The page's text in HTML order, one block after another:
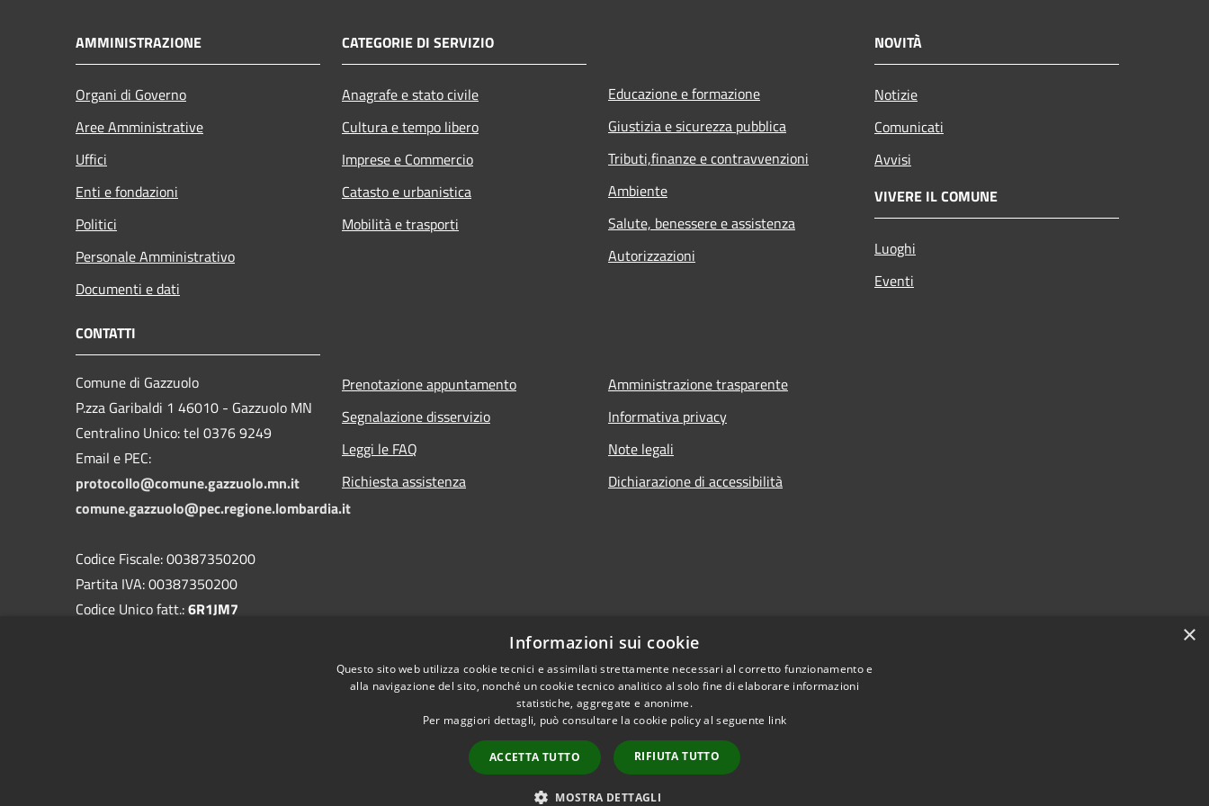
AMMINISTRAZIONE
Organi di Governo
Aree Amministrative
Uffici
Enti e fondazioni
Politici
Personale Amministrativo
Documenti e dati
CATEGORIE DI SERVIZIO
Anagrafe e stato civile
Cultura e tempo libero
Imprese e Commercio
Catasto e urbanistica
Mobilità e trasporti
Educazione e formazione
Giustizia e sicurezza pubblica
Tributi,finanze e contravvenzioni
Ambiente
Salute, benessere e assistenza
Autorizzazioni
NOVITÀ
Notizie
Comunicati
Avvisi
VIVERE IL COMUNE
Luoghi
Eventi
CONTATTI
Comune di Gazzuolo
P.zza Garibaldi 1 46010 - Gazzuolo MN
Centralino Unico: tel 0376 9249
Email e PEC:
protocollo@comune.gazzuolo.mn.it
comune.gazzuolo@pec.regione.lombardia.it
Codice Fiscale: 00387350200
Partita IVA: 00387350200
Codice Unico fatt.:6R1JM7
Prenotazione appuntamento
Segnalazione disservizio
Leggi le FAQ
Richiesta assistenza
Amministrazione trasparente
Informativa privacy
Note legali
Dichiarazione di accessibilità
Copyright © 2026 • Comune di Gazzuolo • Powered by
×
Informazioni sui cookie
Questo sito web utilizza cookie tecnici e assimilati strettamente necessari al corretto funzionamento e
alla navigazione del sito, nonché un cookie tecnico analitico al solo fine di elaborare informazioni
statistiche, aggregate e anonime.
Per maggiori dettagli, può consultare la cookie policy al seguente link
ACCETTA TUTTO RIFIUTA TUTTO
MOSTRA DETTAGLI